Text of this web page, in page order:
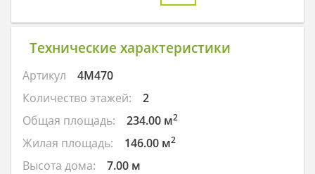
Технические характеристики
Артикул
4M470
Количество этажей:
2
Общая площадь:
234.00 м2
Жилая площадь: 146.00 м2
Высота дома:
7.00 м